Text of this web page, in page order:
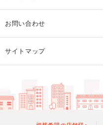
お問い合わせ
サイトマップ